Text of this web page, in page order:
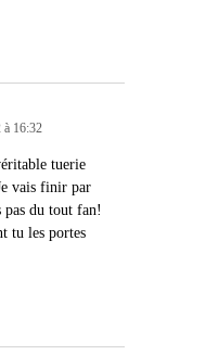
à 16:32
tuerie
vais finir par
pas du tout fan!
tu les portes